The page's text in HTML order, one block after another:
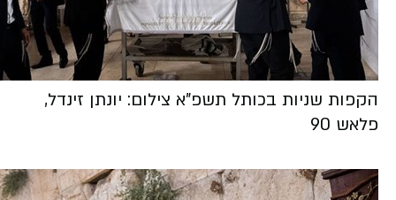
הקפות שניות בכותל תשפ"א צילום: יונתן זינדל,
פלאש 90